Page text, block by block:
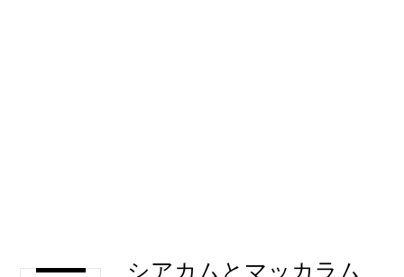
シアカムとマッカラム